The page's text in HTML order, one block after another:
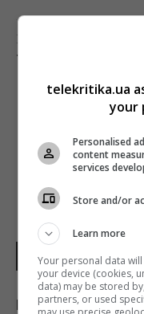
Предыдущий пост
ТЕЛЕРЕЙТИНГИ:
УКРАИНА
НОВОСТИ ДНЯ
Как выбраться
telekritika.ua
your
Personalised
content
services
Store and/or
Learn more
Your personal data
your device (cookies,
data) may be stored
partners, or used